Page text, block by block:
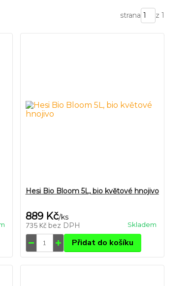
strana z 1
Hesi Bio Bloom 5L, bio květové hnojivo
889 Kč/ks
735 Kč bez DPH Skladem
Přidat do košíku